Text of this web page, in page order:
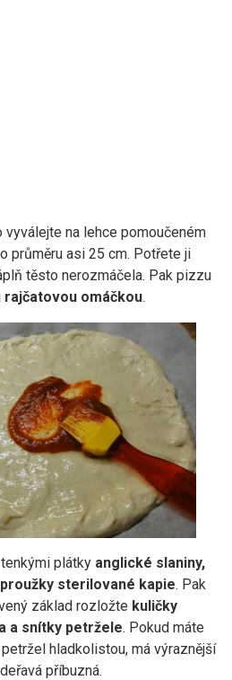
vyválejte na lehce pomoučeném
průměru asi 25 cm. Potřete ji
těsto nerozmáčela. Pak pizzu
rajčatovou omáčkou.
plátky anglické slaniny,
sterilované kapie. Pak
základ rozložte kuličky
a snítky petržele. Pokud máte
hladkolistou, má výraznější
příbuzná.